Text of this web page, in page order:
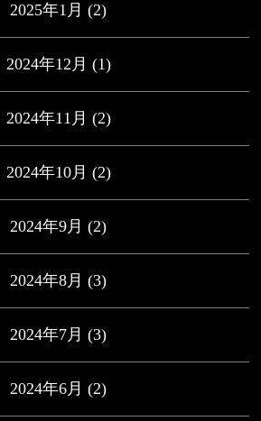
2025年1月 (2)
2024年12月 (1)
2024年11月 (2)
2024年10月 (2)
2024年9月 (2)
2024年8月 (3)
2024年7月 (3)
2024年6月 (2)